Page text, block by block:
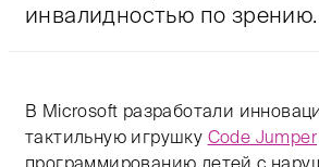
инвалидностью по зрению.
В Microsoft разработали
тактильную игрушку Code Jumper
программированию детей с